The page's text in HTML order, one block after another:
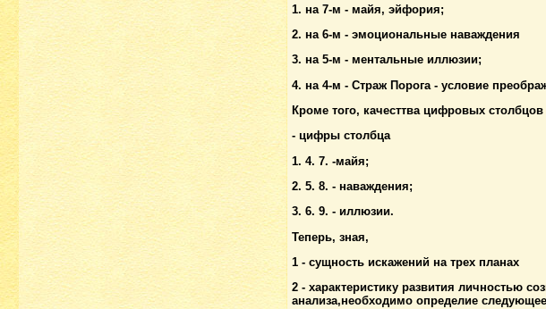
1. на 7-м - майя, эйфория;
2. на 6-м - эмоциональные наваждения
3. на 5-м - ментальные иллюзии;
4. на 4-м - Страж Порога - условие
Кроме того, качесттва цифровых
- цифры столбца
1. 4. 7. -майя;
2. 5. 8. - наваждения;
3. 6. 9. - иллюзии.
Теперь, зная,
1 - сущность искажений нa трех планах
2 - характеристику развития личностью
анализа,необходимо определие следующее